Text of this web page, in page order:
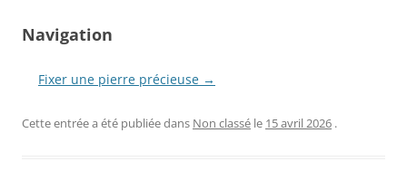
Navigation
Fixer une pierre précieuse →
Cette entrée a été publiée dans Non classé le 15 avril 2026 .